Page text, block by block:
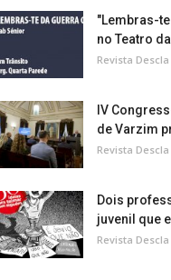
importam
"Lembras-
no Teatro
Revista Descla
IV
de Varzim
Revista Descla
Dois
juvenil que
Revista Descla